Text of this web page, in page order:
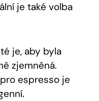
je také volba
je, aby byla
zjemněná.
espresso je